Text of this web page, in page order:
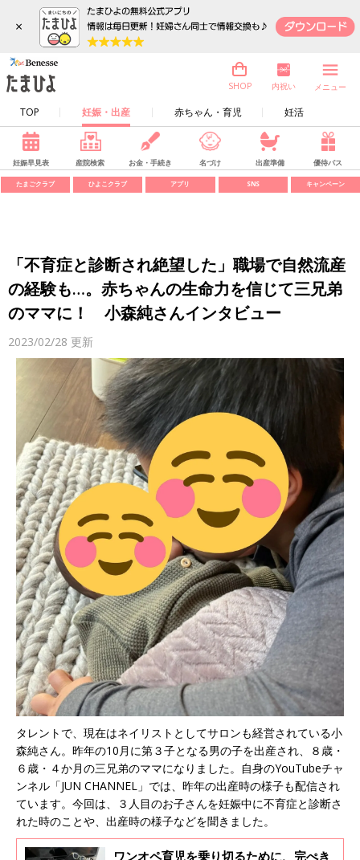
×
TOP 妊娠・出産 赤ちゃん・育児 妊活
SHOP 内祝い メニュー
妊娠早見表 産院検索 お金・手続き 名づけ 出産準備 優待パス
たまごクラブ ひよこクラブ アプリ SNS キャンペーン
「不育症と診断され絶望した」職場で自然流産
の経験も…。赤ちゃんの生命力を信じて三兄弟
のママに！ 小森純さんインタビュー
2023/02/28 更新
タレントで、現在はネイリストとしてサロンも経営されている小
森純さん。昨年の10月に第３子となる男の子を出産され、８歳・
６歳・４か月の三兄弟のママになりました。自身のYouTubeチャ
ンネル「JUN CHANNEL」では、昨年の出産時の様子も配信され
ています。今回は、３人目のお子さんを妊娠中に不育症と診断さ
れた時のことや、出産時の様子などを聞きました。
ワンオペ育児を乗り切るために、完ぺき